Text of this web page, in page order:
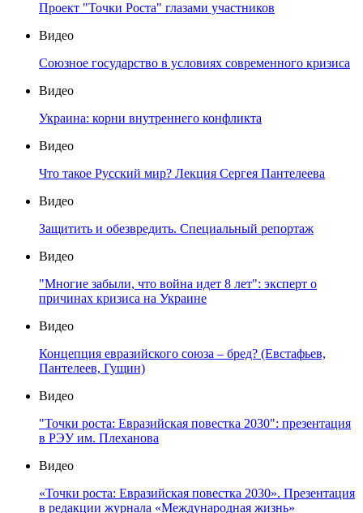
Проект "Точки Роста" глазами участников
Видео
Союзное государство в условиях современного кризиса
Видео
Украина: корни внутреннего конфликта
Видео
Что такое Русский мир? Лекция Сергея Пантелеева
Видео
Защитить и обезвредить. Специальный репортаж
Видео
"Многие забыли, что война идет 8 лет": эксперт о
причинах кризиса на Украине
Видео
Концепция евразийского союза – бред? (Евстафьев,
Пантелеев, Гущин)
Видео
"Точки роста: Евразийская повестка 2030": презентация
в РЭУ им. Плеханова
Видео
«Точки роста: Евразийская повестка 2030». Презентация
в редакции журнала «Международная жизнь»